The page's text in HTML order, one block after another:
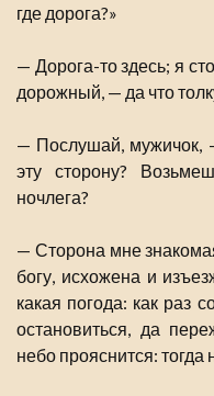
где дорога?»
— Дорога-то здесь; я
дорожный, — да что
— Послушай, мужичок,
эту сторону?
ночлега?
— Сторона мне
богу, исхожена и
какая погода: как раз
остановиться, да
небо прояснится: